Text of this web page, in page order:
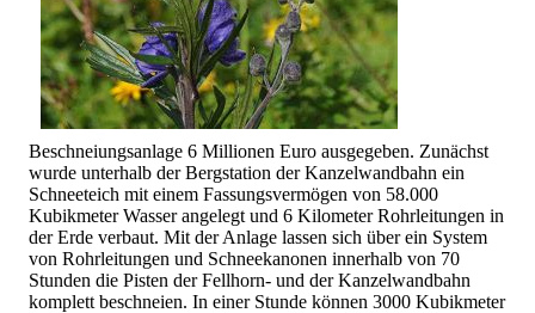
Beschneiungsanlage 6 Millionen Euro ausgegeben. Zunächst
wurde unterhalb der Bergstation der Kanzelwandbahn ein
Schneeteich mit einem Fassungsvermögen von 58.000
Kubikmeter Wasser angelegt und 6 Kilometer Rohrleitungen in
der Erde verbaut. Mit der Anlage lassen sich über ein System
von Rohrleitungen und Schneekanonen innerhalb von 70
Stunden die Pisten der Fellhorn- und der Kanzelwandbahn
komplett beschneien. In einer Stunde können 3000 Kubikmeter